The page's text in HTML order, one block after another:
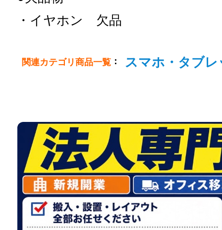
・イヤホン 欠品
関連カテゴリ商品一覧 ： スマホ・タブレ